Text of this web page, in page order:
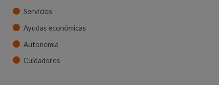
Servicios
Ayudas económicas
Autonomía
Cuidadores